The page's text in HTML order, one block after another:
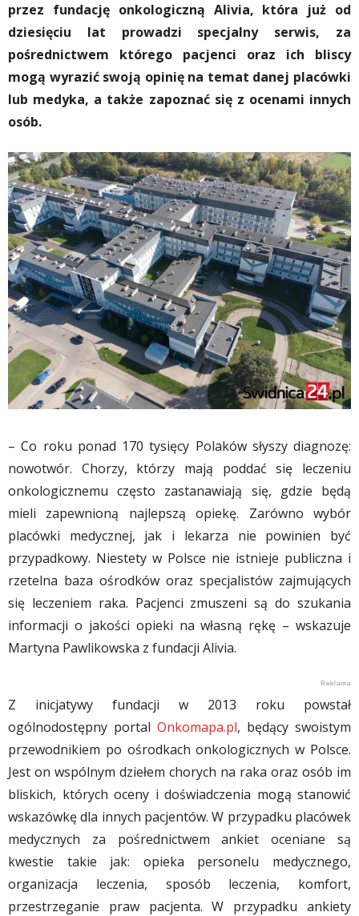
przez fundację onkologiczną Alivia, która już od
dziesięciu lat prowadzi specjalny serwis, za
pośrednictwem którego pacjenci oraz ich bliscy
mogą wyrazić swoją opinię na temat danej placówki
lub medyka, a także zapoznać się z ocenami innych
osób.
– Co roku ponad 170 tysięcy Polaków słyszy diagnozę:
nowotwór. Chorzy, którzy mają poddać się leczeniu
onkologicznemu często zastanawiają się, gdzie będą
mieli zapewnioną najlepszą opiekę. Zarówno wybór
placówki medycznej, jak i lekarza nie powinien być
przypadkowy. Niestety w Polsce nie istnieje publiczna i
rzetelna baza ośrodków oraz specjalistów zajmujących
się leczeniem raka. Pacjenci zmuszeni są do szukania
informacji o jakości opieki na własną rękę – wskazuje
Martyna Pawlikowska z fundacji Alivia.
Z inicjatywy fundacji w 2013 roku powstał
ogólnodostępny portal Onkomapa.pl, będący swoistym
przewodnikiem po ośrodkach onkologicznych w Polsce.
Jest on wspólnym dziełem chorych na raka oraz osób im
bliskich, których oceny i doświadczenia mogą stanowić
wskazówkę dla innych pacjentów. W przypadku placówek
medycznych za pośrednictwem ankiet oceniane są
kwestie takie jak: opieka personelu medycznego,
organizacja leczenia, sposób leczenia, komfort,
przestrzeganie praw pacjenta. W przypadku ankiety